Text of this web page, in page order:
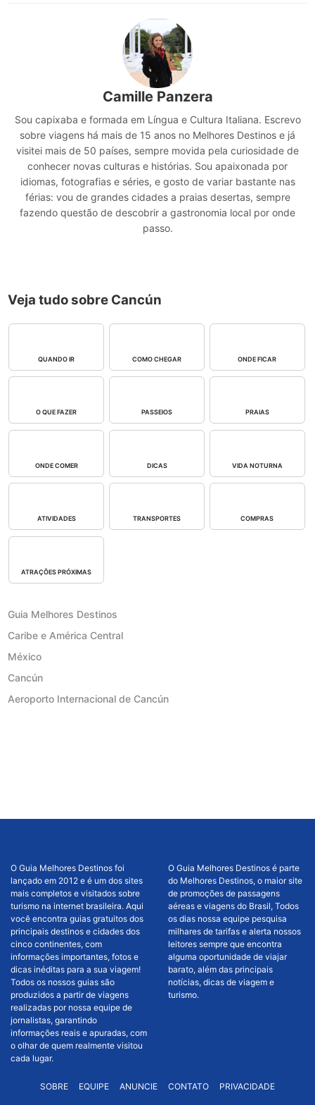
Camille Panzera
Sou capixaba e formada em Língua e Cultura Italiana. Escrevo
sobre viagens há mais de 15 anos no Melhores Destinos e já
visitei mais de 50 países, sempre movida pela curiosidade de
conhecer novas culturas e histórias. Sou apaixonada por
idiomas, fotografias e séries, e gosto de variar bastante nas
férias: vou de grandes cidades a praias desertas, sempre
fazendo questão de descobrir a gastronomia local por onde
passo.
Veja tudo sobre Cancún
QUANDO IR COMO CHEGAR ONDE FICAR
O QUE FAZER PASSEIOS PRAIAS
ONDE COMER DICAS VIDA NOTURNA
ATIVIDADES TRANSPORTES COMPRAS
ATRAÇÕES PRÓXIMAS
Guia Melhores Destinos
Caribe e América Central
México
Cancún
Aeroporto Internacional de Cancún
O Guia Melhores Destinos foi
lançado em 2012 e é um dos sites
mais completos e visitados sobre
turismo na internet brasileira. Aqui
você encontra guias gratuitos dos
principais destinos e cidades dos
cinco continentes, com
informações importantes, fotos e
dicas inéditas para a sua viagem!
Todos os nossos guias são
produzidos a partir de viagens
realizadas por nossa equipe de
jornalistas, garantindo
informações reais e apuradas, com
o olhar de quem realmente visitou
cada lugar.
O Guia Melhores Destinos é parte
do Melhores Destinos, o maior site
de promoções de passagens
aéreas e viagens do Brasil, Todos
os dias nossa equipe pesquisa
milhares de tarifas e alerta nossos
leitores sempre que encontra
alguma oportunidade de viajar
barato, além das principais
notícias, dicas de viagem e
turismo.
SOBRE EQUIPE ANUNCIE CONTATO PRIVACIDADE